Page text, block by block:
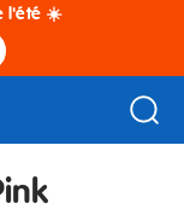
l'été ☀️